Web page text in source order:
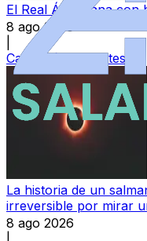
El Real Ávila gana
8 ago 2026
Categoría:Deportes
La historia de un
irreversible por mirar
8 ago 2026